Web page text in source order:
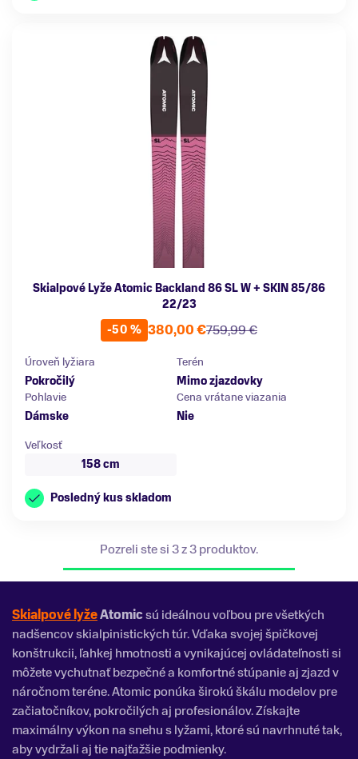
Skialpové Lyže Atomic Backland 86 SL W + SKIN 85/86
22/23
-50 %
759,99 €
380,00 €
Úroveň lyžiara
Pokročilý
Terén
Mimo zjazdovky
Pohlavie
Dámske
Cena vrátane viazania
Nie
Veľkosť
158 cm
Posledný kus skladom
Pozreli ste si 3 z 3 produktov.
Skialpové lyžeAtomicsú ideálnou voľbou pre všetkých
nadšencov skialpinistických túr. Vďaka svojej špičkovej
konštrukcii, ľahkej hmotnosti a vynikajúcej ovládateľnosti si
môžete vychutnať bezpečné a komfortné stúpanie aj zjazd v
náročnom teréne. Atomic ponúka širokú škálu modelov pre
začiatočníkov, pokročilých aj profesionálov. Získajte
maximálny výkon na snehu s lyžami, ktoré sú navrhnuté tak,
aby vydržali aj tie najťažšie podmienky.